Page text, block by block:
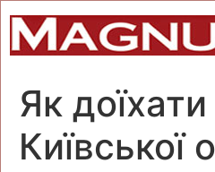
Як
Київської